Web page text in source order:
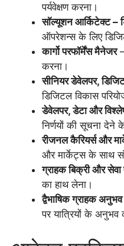
पर्यवेक्षण करना।
सॉल्यूशन आर्किटेक्ट –
ऑपरेशन्स के लिए
कार्गो परफॉर्मेंस मैनेजर–
करना।
सीनियर डेवेलपर,
डिजिटल विकास
डेवेलपर, डेटा और
निर्णयों की सूचना देने
रीजनल कैरियर्स और
और मार्केट्स के साथ
ग्राहक बिक्री और
का हाथ लेना।
द्वैभाषिक ग्राहक
पर यात्रियों के अनुभव